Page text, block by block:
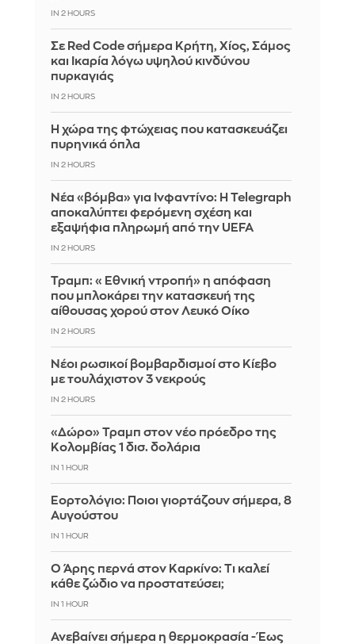
IN 2 HOURS
Σε Red Code σήμερα Κρήτη, Χίος, Σάμος
και Ικαρία λόγω υψηλού κινδύνου
πυρκαγιάς
IN 2 HOURS
Η χώρα της φτώχειας που κατασκευάζει
πυρηνικά όπλα
IN 2 HOURS
Νέα «βόμβα» για Ινφαντίνο: Η Telegraph
αποκαλύπτει φερόμενη σχέση και
εξαψήφια πληρωμή από την UEFA
IN 2 HOURS
Τραμπ: «Εθνική ντροπή» η απόφαση
που μπλοκάρει την κατασκευή της
αίθουσας χορού στον Λευκό Οίκο
IN 2 HOURS
Νέοι ρωσικοί βομβαρδισμοί στο Κίεβο
με τουλάχιστον 3 νεκρούς
IN 2 HOURS
«Δώρο» Τραμπ στον νέο πρόεδρο της
Κολομβίας 1 δισ. δολάρια
IN 1 HOUR
Εορτολόγιο: Ποιοι γιορτάζουν σήμερα, 8
Αυγούστου
IN 1 HOUR
Ο Άρης περνά στον Καρκίνο: Τι καλεί
κάθε ζώδιο να προστατεύσει;
IN 1 HOUR
Ανεβαίνει σήμερα η θερμοκρασία - Έως